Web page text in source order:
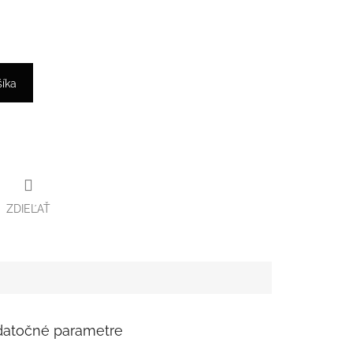
ZDIEĽAŤ
parametre